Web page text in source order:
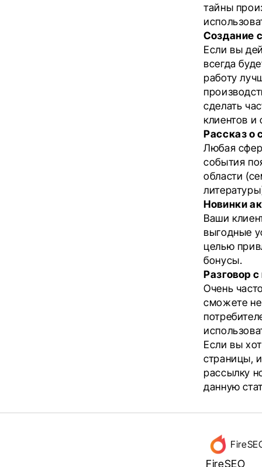
тайны
Создание
Если вы
всегда
работу
сделать
клиентов и
Рассказ о
Любая
события
области
Новинки
Ваши
выгодные
целью
бонусы.
Разговор
Очень
сможете
Если вы
страницы,
рассылку
данную
FireSEO